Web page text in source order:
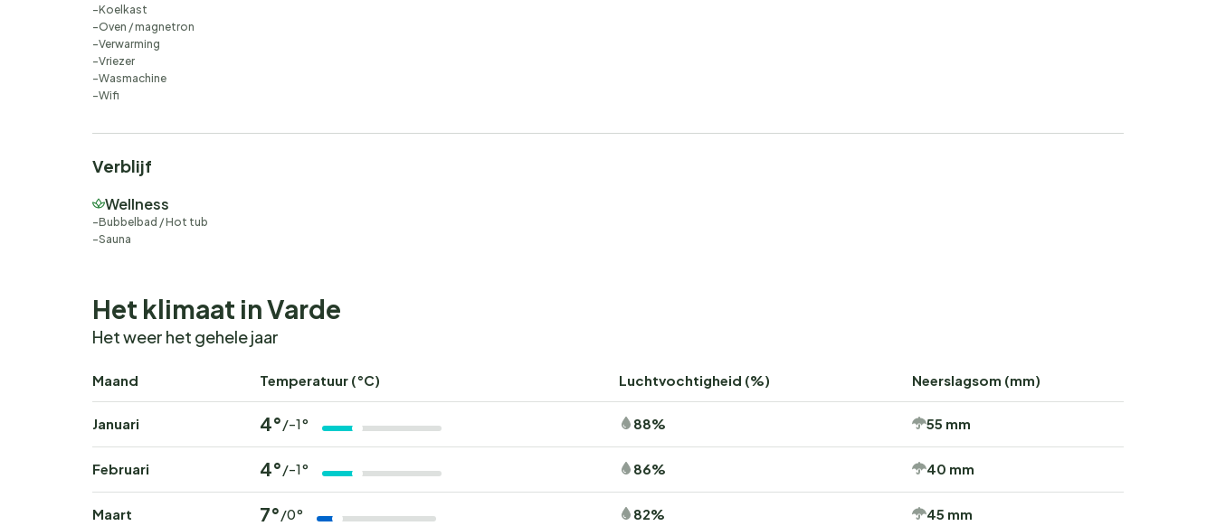
Koelkast
Oven / magnetron
Verwarming
Vriezer
Wasmachine
Wifi
Verblijf
Wellness
Bubbelbad / Hot tub
Sauna
Het klimaat in Varde
Het weer het gehele jaar
Maand Temperatuur (°C) Luchtvochtigheid (%) Neerslagsom (mm)
Januari 4°/-1° 88% 55 mm
Februari 4°/-1° 86% 40 mm
Maart 7°/0° 82% 45 mm